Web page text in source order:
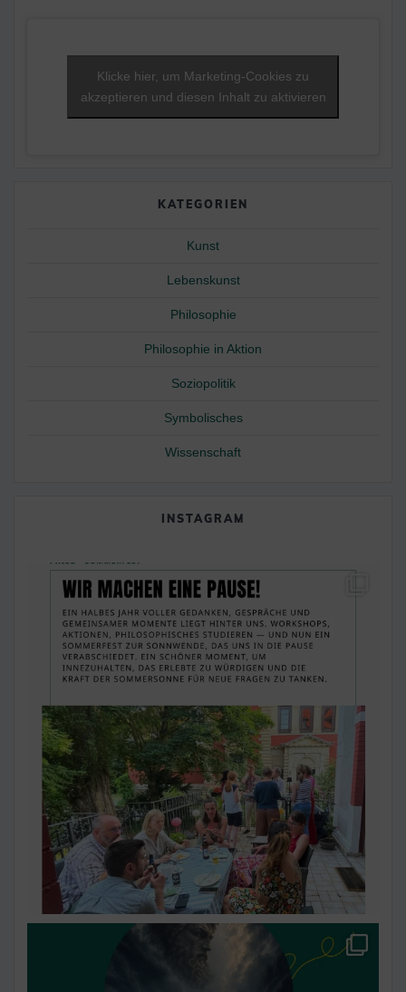
Klicke hier, um Marketing-Cookies zu
akzeptieren und diesen Inhalt zu aktivieren
KATEGORIEN
Kunst
Lebenskunst
Philosophie
Philosophie in Aktion
Soziopolitik
Symbolisches
Wissenschaft
INSTAGRAM